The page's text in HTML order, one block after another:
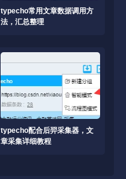
typecho常用文章数据调用方
法，汇总整理
typecho配合后羿采集器，文
章采集详细教程